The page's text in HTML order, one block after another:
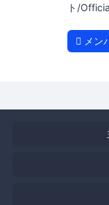
ト/
メン